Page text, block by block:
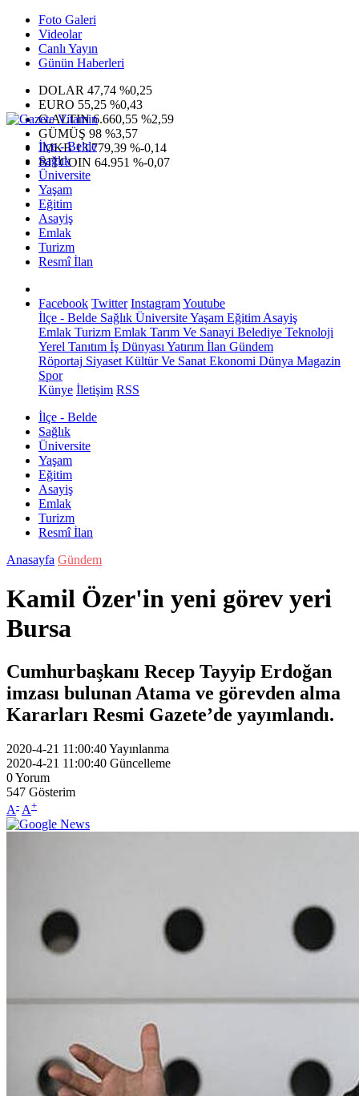
Foto Galeri
Videolar
Canlı Yayın
Günün Haberleri
DOLAR 47,74 %0,25
EURO 55,25 %0,43
G.ALTIN6.660,55 %2,59
GÜMÜŞ 98 %3,57
IMKB13.779,39 %-0,14
BITCOIN 64.951 %-0,07
İlçe - Belde
Sağlık
Üniversite
Yaşam
Eğitim
Asayiş
Emlak
Turizm
Resmî İlan
Facebook Twitter InstagramYoutube
İlçe - Belde Sağlık ÜniversiteYaşam Eğitim Asayiş
Emlak Turizm Emlak Tarım Ve Sanayi Belediye Teknoloji
Yerel Tanıtım İş Dünyası Yatırım İlan Gündem
Röportaj Siyaset Kültür Ve Sanat Ekonomi Dünya Magazin
Spor
Künye İletişim RSS
İlçe - Belde
Sağlık
Üniversite
Yaşam
Eğitim
Asayiş
Emlak
Turizm
Resmî İlan
Anasayfa Gündem
Kamil Özer'in yeni görev yeri
Bursa
Cumhurbaşkanı Recep Tayyip Erdoğan
imzası bulunan Atama ve görevden alma
Kararları Resmi Gazete’de yayımlandı.
2020-4-21 11:00:40Yayınlanma
2020-4-21 11:00:40 Güncelleme
0Yorum
547 Gösterim
A- A+